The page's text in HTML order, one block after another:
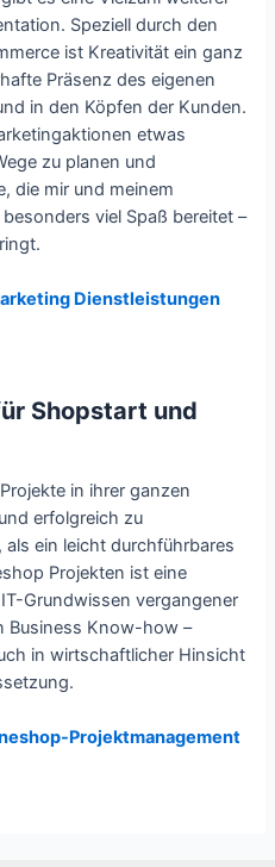
Speziell durch den
ist Kreativität ein ganz
Präsenz des eigenen
in den Köpfen der Kunden.
etwas
zu planen und
die mir und meinem
viel Spaß bereitet –
Dienstleistungen
Shopstart und
in ihrer ganzen
erfolgreich zu
ein leicht durchführbares
Projekten ist eine
Grundwissen vergangener
Business Know-how –
in wirtschaftlicher Hinsicht
Projektmanagement